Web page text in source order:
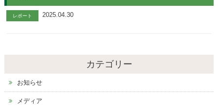
レポート 2025.04.30
カテゴリー
お知らせ
メディア